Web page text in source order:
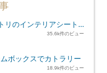
リのインテリアシート...
35.6k件のビュー
ボックスでカトラリー
18.9k件のビュー